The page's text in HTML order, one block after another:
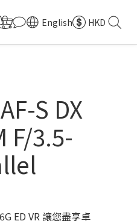
English HKD
S DX
F/3.5-
ED VR 讓您盡享卓